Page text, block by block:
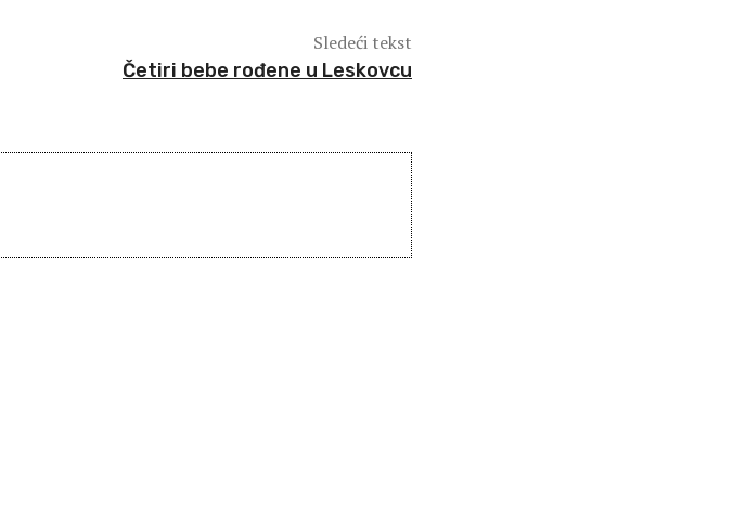
Sledeći tekst
Četiri bebe rođene u Leskovcu